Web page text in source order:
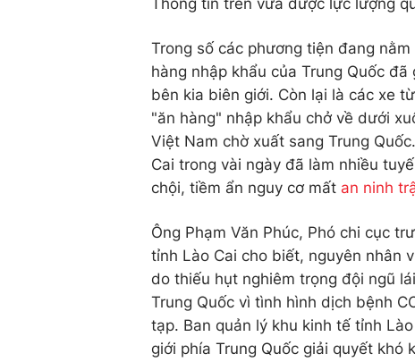
Thông tin trên vừa được lực lượng
Trong số các phương tiện đang
hàng nhập khẩu của Trung Quốc
bên kia biên giới. Còn lại là các xe
"ăn hàng" nhập khẩu chở về dưới
Việt Nam chờ xuất sang Trung
Cai trong vài ngày đã làm nhiều
chội, tiềm ẩn nguy cơ mất an ninh
Ông Phạm Văn Phúc, Phó chi cục
tỉnh Lào Cai cho biết, nguyên nhân
do thiếu hụt nghiêm trọng đội ngũ
Trung Quốc vì tình hình dịch bệnh
tạp. Ban quản lý khu kinh tế tỉnh
giới phía Trung Quốc giải quyết